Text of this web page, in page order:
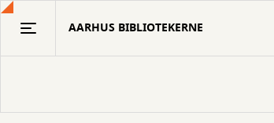
Gå
AARHUS BIBLIOTEKERNE